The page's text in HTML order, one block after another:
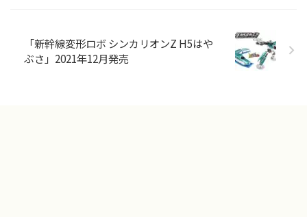
「新幹線変形ロボ シンカリオンZ H5はや
ぶさ」2021年12月発売